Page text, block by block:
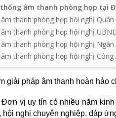
âm thanh phòng họp tại
thanh phòng họp hội nghị
thanh phòng họp hội nghị
thanh phòng họp hội nghị
thanh phòng họp hội nghị
giải pháp âm thanh hoàn hảo
vị uy tín có nhiều năm
hội nghị chuyên nghiệp, đáp